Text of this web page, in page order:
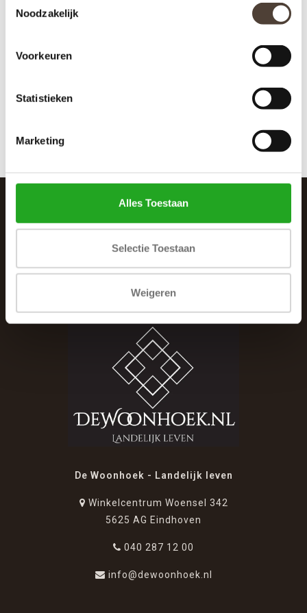
Noodzakelijk
Voorkeuren
Statistieken
Marketing
Alles Toestaan
Selectie Toestaan
Weigeren
NAVULLING AUTOPARFUM
SCHRIJF JE IN VOOR DE NIEUWSBRIEF
And stay up to date with our latest offers
De Woonhoek - Landelijk leven
Winkelcentrum Woensel 342
5625 AG Eindhoven
040 287 12 00
info@dewoonhoek.nl